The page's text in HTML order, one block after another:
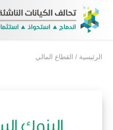
الرئيسية / القطاع المالي